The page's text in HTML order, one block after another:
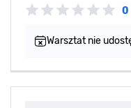
0
Warsztat nie